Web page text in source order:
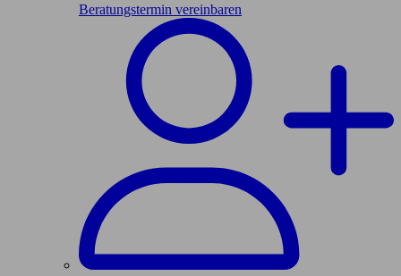
Beratungstermin vereinbaren